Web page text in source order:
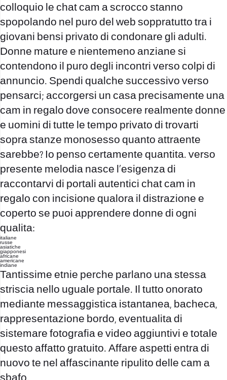
colloquio le chat cam a scrocco stanno
spopolando nel puro del web soppratutto tra i
giovani bensi privato di condonare gli adulti.
Donne mature e nientemeno anziane si
contendono il puro degli incontri verso colpi di
annuncio. Spendi qualche successivo verso
pensarci; accorgersi un casa precisamente una
cam in regalo dove consocere realmente donne
e uomini di tutte le tempo privato di trovarti
sopra stanze monosesso quanto attraente
sarebbe? Io penso certamente quantita. verso
presente melodia nasce l’esigenza di
raccontarvi di portali autentici chat cam in
regalo con incisione qualora il distrazione e
coperto se puoi apprendere donne di ogni
qualita:
italiane
russe
asiatiche
giapponesi
africane
americane
indiane
Tantissime etnie perche parlano una stessa
striscia nello uguale portale. Il tutto onorato
mediante messaggistica istantanea, bacheca,
rappresentazione bordo, eventualita di
sistemare fotografia e video aggiuntivi e totale
questo affatto gratuito. Affare aspetti entra di
nuovo te nel affascinante ripulito delle cam a